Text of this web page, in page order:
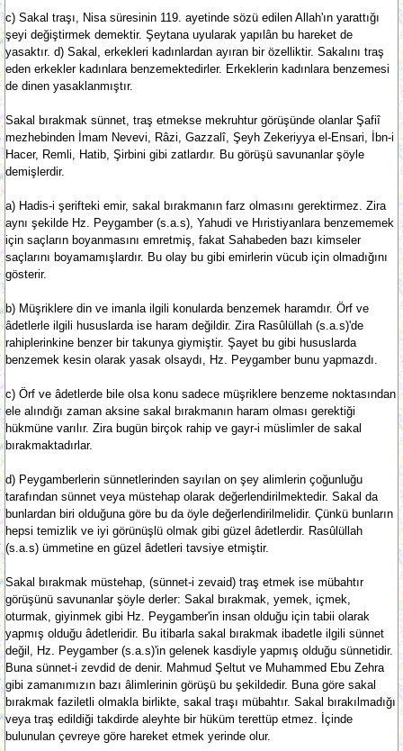
c) Sakal traşı, Nisa süresinin 119. ayetinde sözü edilen Allah'ın yarattığı
şeyi değiştirmek demektir. Şeytana uyularak yapılân bu hareket de
yasaktır. d) Sakal, erkekleri kadınlardan ayıran bir özelliktir. Sakalını traş
eden erkekler kadınlara benzemektedirler. Erkeklerin kadınlara benzemesi
de dinen yasaklanmıştır.
Sakal bırakmak sünnet, traş etmekse mekruhtur görüşünde olanlar Şafiî
mezhebinden İmam Nevevi, Râzi, Gazzalî, Şeyh Zekeriyya el-Ensari, İbn-i
Hacer, Remli, Hatib, Şirbini gibi zatlardır. Bu görüşü savunanlar şöyle
demişlerdir.
a) Hadis-i şerifteki emir, sakal bırakmanın farz olmasını gerektirmez. Zira
aynı şekilde Hz. Peygamber (s.a.s), Yahudi ve Hıristiyanlara benzememek
için saçların boyanmasını emretmiş, fakat Sahabeden bazı kimseler
saçlarını boyamamışlardır. Bu olay bu gibi emirlerin vücub için olmadığını
gösterir.
b) Müşriklere din ve imanla ilgili konularda benzemek haramdır. Örf ve
âdetlerle ilgili hususlarda ise haram değildir. Zira Rasûlüllah (s.a.s)'de
rahiplerinkine benzer bir takunya giymiştir. Şayet bu gibi hususlarda
benzemek kesin olarak yasak olsaydı, Hz. Peygamber bunu yapmazdı.
c) Örf ve âdetlerde bile olsa konu sadece müşriklere benzeme noktasından
ele alındığı zaman aksine sakal bırakmanın haram olması gerektiği
hükmüne varılır. Zira bugün birçok rahip ve gayr-i müslimler de sakal
bırakmaktadırlar.
d) Peygamberlerin sünnetlerinden sayılan on şey alimlerin çoğunluğu
tarafından sünnet veya müstehap olarak değerlendirilmektedir. Sakal da
bunlardan biri olduğuna göre bu da öyle değerlendirilmelidir. Çünkü bunların
hepsi temizlik ve iyi görünüşlü olmak gibi güzel âdetlerdir. Rasûlüllah
(s.a.s) ümmetine en güzel âdetleri tavsiye etmiştir.
Sakal bırakmak müstehap, (sünnet-i zevaid) traş etmek ise mübahtır
görüşünü savunanlar şöyle derler: Sakal bırakmak, yemek, içmek,
oturmak, giyinmek gibi Hz. Peygamber'in insan olduğu için tabii olarak
yapmış olduğu âdetleridir. Bu itibarla sakal bırakmak ibadetle ilgili sünnet
değil, Hz. Peygamber (s.a.s)'in gelenek kasdiyle yapmış olduğu sünnetidir.
Buna sünnet-i zevdid de denir. Mahmud Şeltut ve Muhammed Ebu Zehra
gibi zamanımızın bazı âlimlerinin görüşü bu şekildedir. Buna göre sakal
bırakmak faziletli olmakla birlikte, sakal traşı mübahtır. Sakal bırakılmadığı
veya traş edildiği takdirde aleyhte bir hüküm terettüp etmez. İçinde
bulunulan çevreye göre hareket etmek yerinde olur.